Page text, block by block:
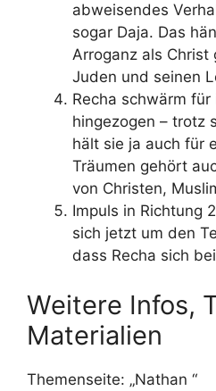
abweisendes
sogar Daja. Das
Arroganz als Christ
Juden und seinen
Recha schwärm
hingezogen – trotz
hält sie ja auch für
Träumen gehört
von Christen,
Impuls in Richtung
sich jetzt um den
dass Recha sich
Weitere Infos,
Materialien
Themenseite: „Nathan “